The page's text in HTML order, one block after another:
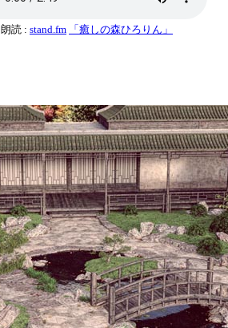
朗読 : stand.fm 「癒しの森ひろりん」